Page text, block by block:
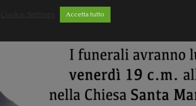
Accetta tutto